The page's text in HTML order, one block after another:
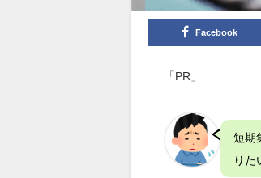
Facebook
「PR」
短期
りた